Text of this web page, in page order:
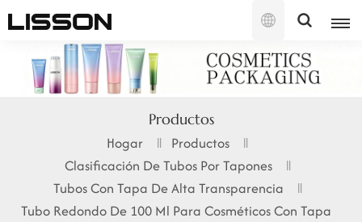
Español
English
français
русский
español
Productos
Hogar
Productos
Clasificación De Tubos Por Tapones
Tubos Con Tapa De Alta Transparencia
Tubo Redondo De 100 Ml Para Cosméticos Con Tapa